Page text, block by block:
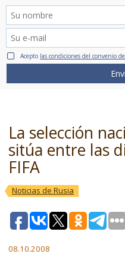
Acepto las condiciones del convenio
La selección
sitúa entre las
FIFA
Noticias de Rusia
08.10.2008